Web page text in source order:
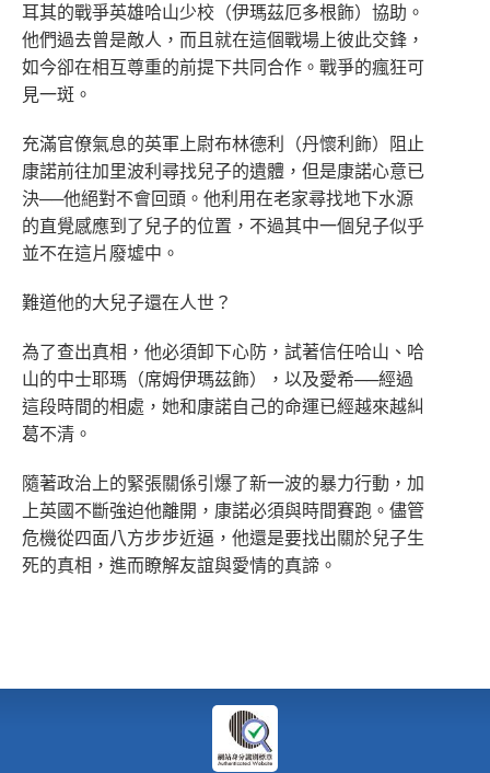
耳其的戰爭英雄哈山少校（伊瑪茲厄多根飾）協助。
他們過去曾是敵人，而且就在這個戰場上彼此交鋒，
如今卻在相互尊重的前提下共同合作。戰爭的瘋狂可
見一斑。
充滿官僚氣息的英軍上尉布林德利（丹懷利飾）阻止
康諾前往加里波利尋找兒子的遺體，但是康諾心意已
決──他絕對不會回頭。他利用在老家尋找地下水源
的直覺感應到了兒子的位置，不過其中一個兒子似乎
並不在這片廢墟中。
難道他的大兒子還在人世？
為了查出真相，他必須卸下心防，試著信任哈山、哈
山的中士耶瑪（席姆伊瑪茲飾），以及愛希──經過
這段時間的相處，她和康諾自己的命運已經越來越糾
葛不清。
隨著政治上的緊張關係引爆了新一波的暴力行動，加
上英國不斷強迫他離開，康諾必須與時間賽跑。儘管
危機從四面八方步步近逼，他還是要找出關於兒子生
死的真相，進而瞭解友誼與愛情的真諦。